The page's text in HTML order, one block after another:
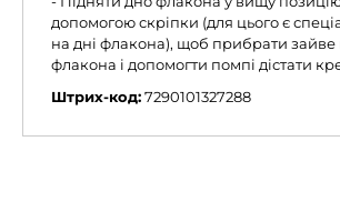
допомогою скріпки (для цього є
на дні флакона), щоб прибрати зайве
флакона і допомогти помпі дістати
Штрих-код:7290101327288